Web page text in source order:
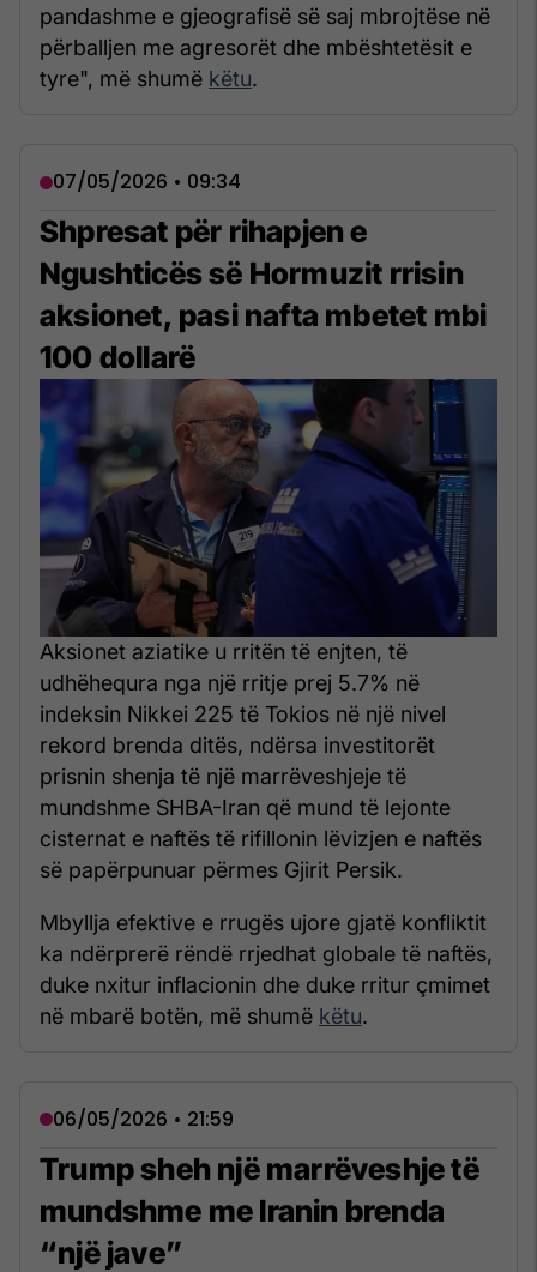
pandashme e gjeografisë së saj mbrojtëse në
përballjen me agresorët dhe mbështetësit e
tyre", më shumë këtu.
07/05/2026 • 09:34
Shpresat për rihapjen e
Ngushticës së Hormuzit rrisin
aksionet, pasi nafta mbetet mbi
100 dollarë
Aksionet aziatike u rritën të enjten, të
udhëhequra nga një rritje prej 5.7% në
indeksin Nikkei 225 të Tokios në një nivel
rekord brenda ditës, ndërsa investitorët
prisnin shenja të një marrëveshjeje të
mundshme SHBA-Iran që mund të lejonte
cisternat e naftës të rifillonin lëvizjen e naftës
së papërpunuar përmes Gjirit Persik.
Mbyllja efektive e rrugës ujore gjatë konfliktit
ka ndërprerë rëndë rrjedhat globale të naftës,
duke nxitur inflacionin dhe duke rritur çmimet
në mbarë botën, më shumë këtu.
06/05/2026 • 21:59
Trump sheh një marrëveshje të
mundshme me Iranin brenda
“një jave”